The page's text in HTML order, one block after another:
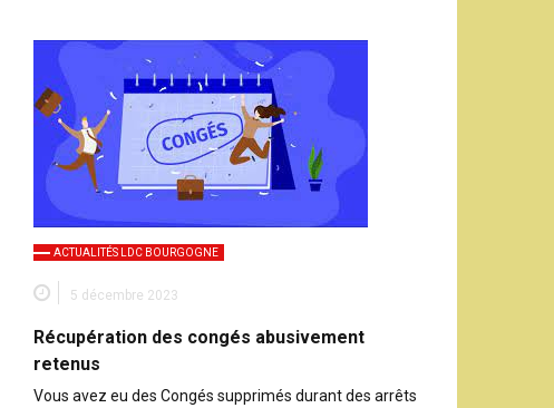
ACTUALITÉS LDC BOURGOGNE
5 décembre 2023
Récupération des congés abusivement
retenus
Vous avez eu des Congés supprimés durant des arrêts